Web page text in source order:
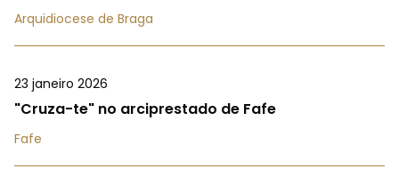
Arquidiocese de Braga
23 janeiro 2026
"Cruza-te" no arciprestado de Fafe
Fafe